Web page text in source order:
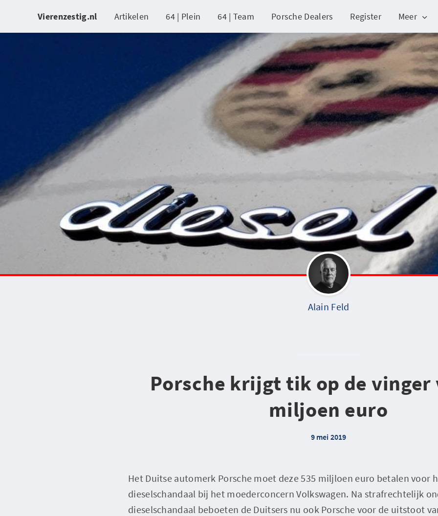
Vierenzestig.nl Artikelen 64 | Plein 64 | Team Porsche Dealers Register Meer
Alain Feld
Porsche krijgt tik op de vinger
miljoen euro
9 mei 2019
Het Duitse automerk Porsche moet deze 535 miljloen euro betalen voor
dieselschandaal bij het moederconcern Volkswagen. Na strafrechtelijk
dieselschandaal beboeten de Duitsers nu ook Porsche voor de uitstoot